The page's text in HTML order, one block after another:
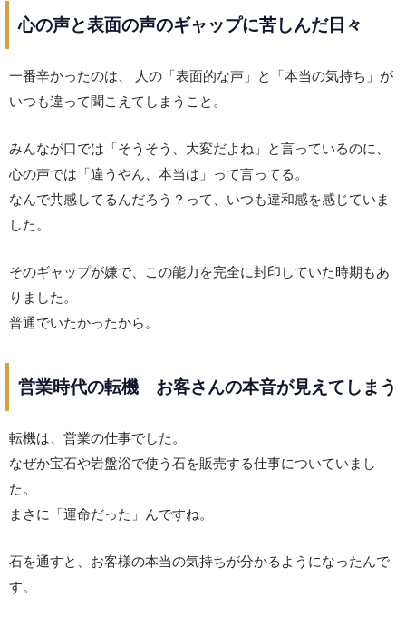
心の声と表面の声のギャップに苦しんだ日々
一番辛かったのは、 人の「表面的な声」と「本当の気持ち」が
いつも違って聞こえてしまうこと。
みんなが口では「そうそう、大変だよね」と言っているのに、
心の声では「違うやん、本当は」って言ってる。
なんで共感してるんだろう？って、いつも違和感を感じていま
した。
そのギャップが嫌で、この能力を完全に封印していた時期もあ
りました。
普通でいたかったから。
営業時代の転機 お客さんの本音が見えてしまう
転機は、営業の仕事でした。
なぜか宝石や岩盤浴で使う石を販売する仕事についていまし
た。
まさに「運命だった」んですね。
石を通すと、お客様の本当の気持ちが分かるようになったんで
す。